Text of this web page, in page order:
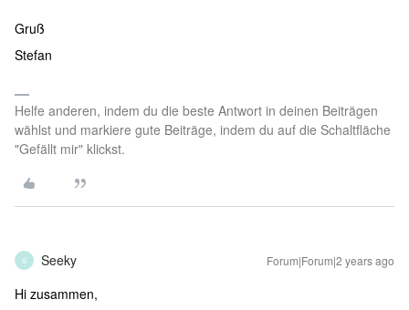
Gruß
Stefan
Helfe anderen, indem du die beste Antwort in deinen Beiträgen
wählst und markiere gute Beiträge, indem du auf die Schaltfläche
"Gefällt mir" klickst.
S Seeky Forum|Forum|2 years ago
Hi zusammen,